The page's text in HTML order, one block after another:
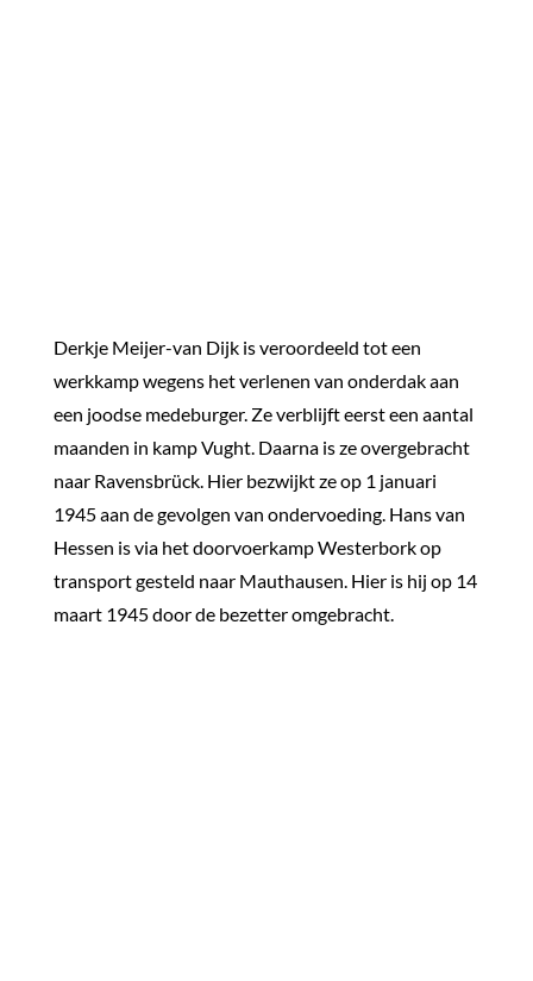
Derkje Meijer-van Dijk is veroordeeld tot een
werkkamp wegens het verlenen van onderdak aan
een joodse medeburger. Ze verblijft eerst een aantal
maanden in kamp Vught. Daarna is ze overgebracht
naar Ravensbrück. Hier bezwijkt ze op 1 januari
1945 aan de gevolgen van ondervoeding. Hans van
Hessen is via het doorvoerkamp Westerbork op
transport gesteld naar Mauthausen. Hier is hij op 14
maart 1945 door de bezetter omgebracht.